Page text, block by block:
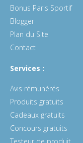
Bonus Paris Sportif
Blogger
Plan du Site
Contact
Services :
Avis rémunérés
Produits gratuits
Cadeaux gratuits
Concours gratuits
Testeur de produit